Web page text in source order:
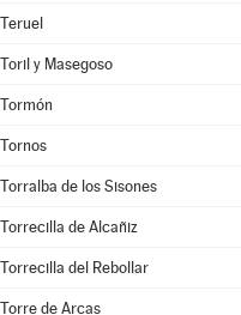
Teruel
Toril y Masegoso
Tormón
Tornos
Torralba de los Sisones
Torrecilla de Alcañiz
Torrecilla del Rebollar
Torre de Arcas